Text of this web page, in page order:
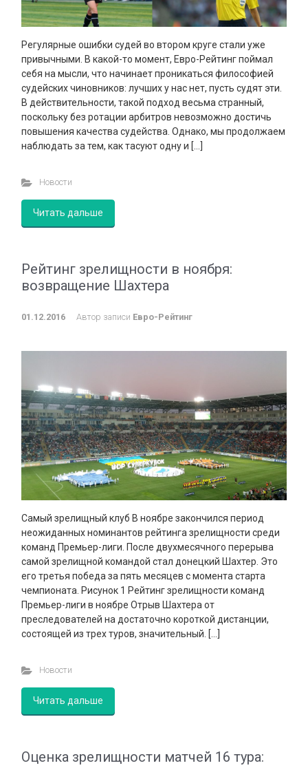
Регулярные ошибки судей во втором круге стали уже
привычными. В какой-то момент, Евро-Рейтинг поймал
себя на мысли, что начинает проникаться философией
судейских чиновников: лучших у нас нет, пусть судят эти.
В действительности, такой подход весьма странный,
поскольку без ротации арбитров невозможно достичь
повышения качества судейства. Однако, мы продолжаем
наблюдать за тем, как тасуют одну и […]
Новости
Читать дальше
Рейтинг зрелищности в ноября:
возвращение Шахтера
01.12.2016 Автор записи Евро-Рейтинг
Самый зрелищный клуб В ноябре закончился период
неожиданных номинантов рейтинга зрелищности среди
команд Премьер-лиги. После двухмесячного перерыва
самой зрелищной командой стал донецкий Шахтер. Это
его третья победа за пять месяцев с момента старта
чемпионата. Рисунок 1 Рейтинг зрелищности команд
Премьер-лиги в ноябре Отрыв Шахтера от
преследователей на достаточно короткой дистанции,
состоящей из трех туров, значительный. […]
Новости
Читать дальше
Оценка зрелищности матчей 16 тура: